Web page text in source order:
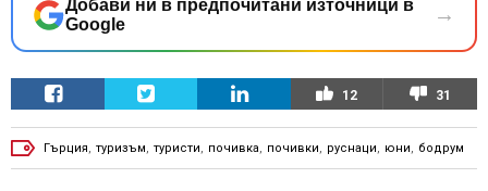
Добави ни в предпочитани източници в
Google
→
12 31
Гърция, туризъм, туристи, почивка, почивки, руснаци, юни, бодрум